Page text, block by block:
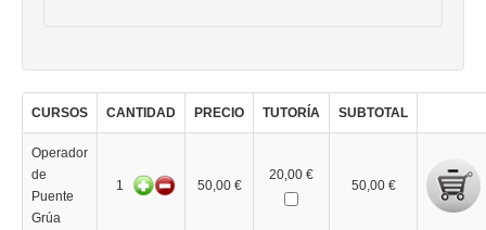
CURSOS CANTIDAD PRECIO TUTORÍA SUBTOTAL
Operador
de
Puente
Grúa
1 50,00 €
20,00 €
50,00 €